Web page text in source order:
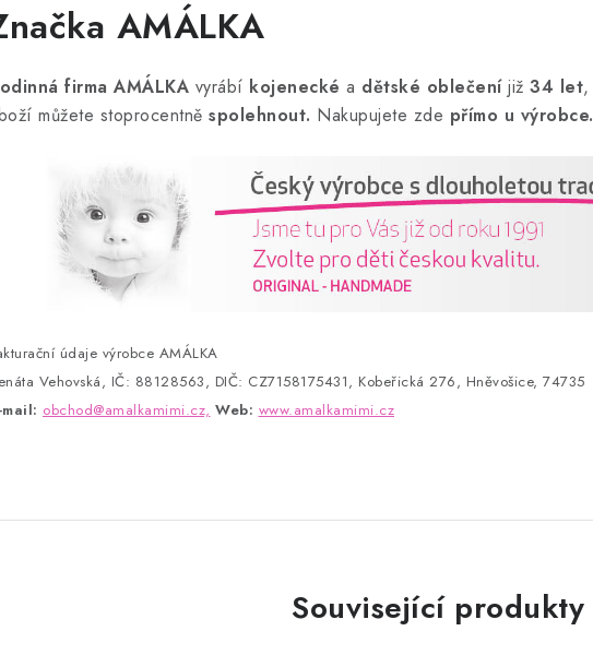
AMÁLKA
firma AMÁLKA vyrábí kojenecké a dětské oblečeníjiž 34 let,
můžete stoprocentně spolehnout. Nakupujete zde přímo u výrobce.
údaje výrobce AMÁLKA
Vehovská, IČ: 88128563, DIČ: CZ7158175431, Kobeřická 276, Hněvošice, 74735
mail: obchod@amalkamimi.cz, Web: www.amalkamimi.cz
Související produkty